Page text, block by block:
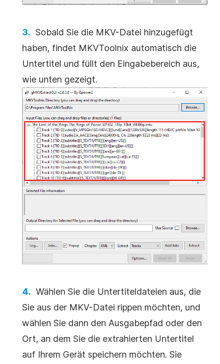
Sobald Sie die MKV-Datei hinzugefügt
haben, findet MKVToolnix automatisch die
Untertitel und füllt den Eingabebereich aus,
wie unten gezeigt.
Wählen Sie die Untertiteldateien aus, die
Sie aus der MKV-Datei rippen möchten, und
wählen Sie dann den Ausgabepfad oder den
Ort, an dem Sie die extrahierten Untertitel
auf Ihrem Gerät speichern möchten. Sie